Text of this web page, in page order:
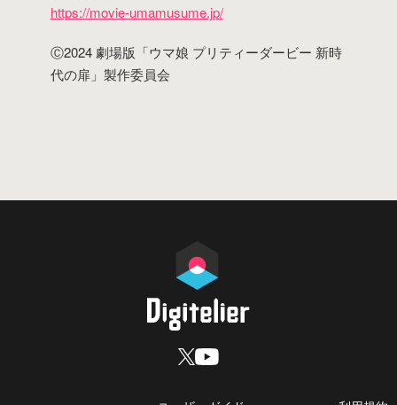
https://movie-umamusume.jp/
Ⓒ2024 劇場版「ウマ娘 プリティーダービー 新時
代の扉」製作委員会